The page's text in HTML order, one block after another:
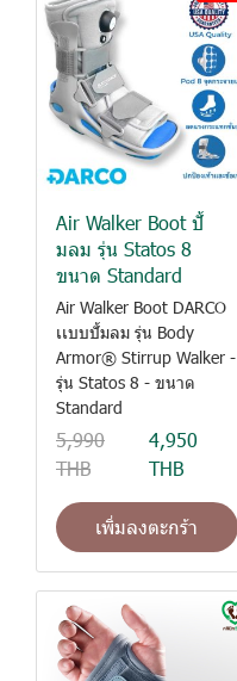
Air Walker Boot ปั้
มลม รุ่น Statos 8
ขนาด Standard
Air Walker Boot DARCO
เเบบปั้มลม รุ่น Body
Armor® Stirrup Walker -
รุ่น Statos 8 - ขนาด
Standard
5,990
THB
4,950
THB
เพิ่มลงตะกร้า